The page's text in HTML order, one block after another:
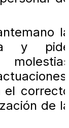
y
el
de